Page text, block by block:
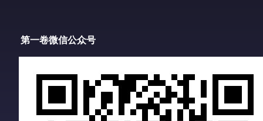
第一卷微信公众号